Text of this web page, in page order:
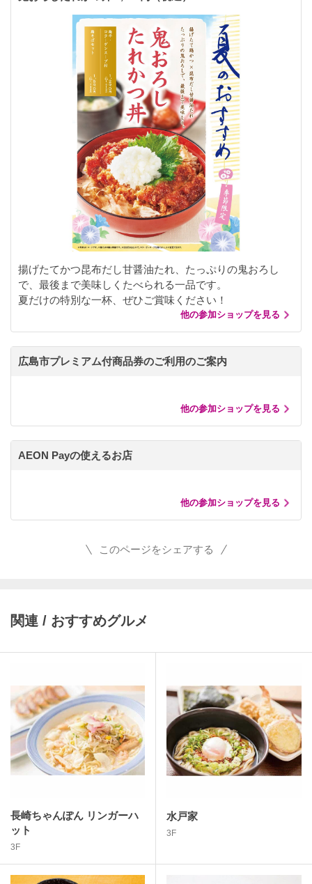
揚げたてかつ昆布だし甘醤油たれ、たっぷりの鬼おろし
で、最後まで美味しくたべられる一品です。
夏だけの特別な一杯、ぜひご賞味ください！
他の参加ショップを見る
広島市プレミアム付商品券のご利用のご案内
他の参加ショップを見る
AEON Payの使えるお店
他の参加ショップを見る
このページをシェアする
関連 / おすすめグルメ
長崎ちゃんぽん リンガーハ
ット
3F
水戸家
3F